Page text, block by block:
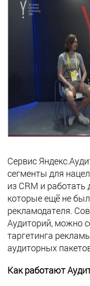
Сервис
сегменты для
из CRM и
которые ещё не
рекламодателя.
Аудиторий, можно
таргетинга
аудиторных
Как работают